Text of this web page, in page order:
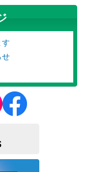
す
せ